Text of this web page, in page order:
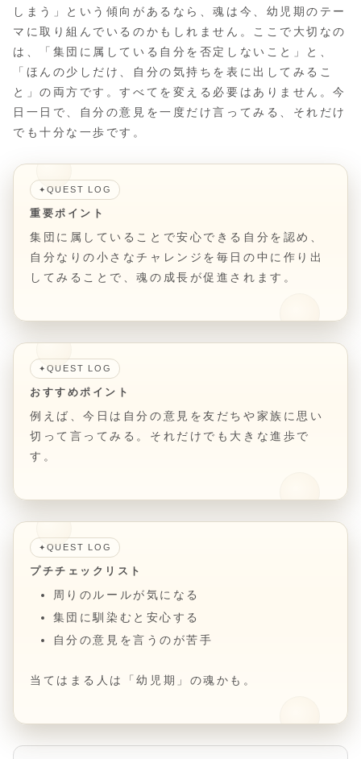
しまう」という傾向があるなら、魂は今、幼児期のテー
マに取り組んでいるのかもしれません。ここで大切なの
は、「集団に属している自分を否定しないこと」と、
「ほんの少しだけ、自分の気持ちを表に出してみるこ
と」の両方です。すべてを変える必要はありません。今
日一日で、自分の意見を一度だけ言ってみる、それだけ
でも十分な一歩です。
✦ QUEST LOG
重要ポイント
集団に属していることで安心できる自分を認め、
自分なりの小さなチャレンジを毎日の中に作り出
してみることで、魂の成長が促進されます。
✦ QUEST LOG
おすすめポイント
例えば、今日は自分の意見を友だちや家族に思い
切って言ってみる。それだけでも大きな進歩で
す。
✦ QUEST LOG
プチチェックリスト
周りのルールが気になる
集団に馴染むと安心する
自分の意見を言うのが苦手
当てはまる人は「幼児期」の魂かも。